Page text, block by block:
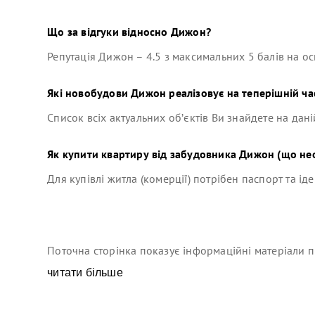
Що за відгуки відносно Дижон?
Репутація Дижон – 4.5 з максимальних 5 балів на
Які новобудовиДижон реалізовує на теперішній
Список всіх актуальних об’єктів Ви знайдете на
Як купити квартиру від забудовникаДижон (що
Для купівлі житла (комерції) потрібен паспорт та
Поточна сторінка показує інформаційні
читати більше